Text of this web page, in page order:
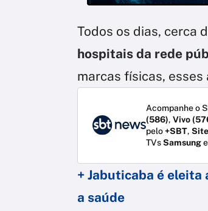
Todos os dias, cerca
hospitais da rede
marcas físicas,
Acompanhe o
(586), Vivo
pelo+SBT, Site
TVsSamsunge
+ Jabuticaba é eleita
a saúde